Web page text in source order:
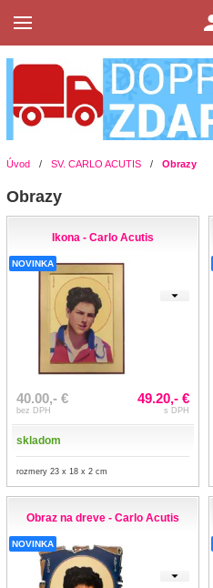
Úvod / SV. CARLO ACUTIS / Obrazy
Obrazy
Ikona - Carlo Acutis
NOVINKA
40.00,- €
bez DPH
49.20,- €
s DPH
skladom
rozmery 23 x 18 x 2 cm
Obraz na dreve - Carlo Acutis
NOVINKA